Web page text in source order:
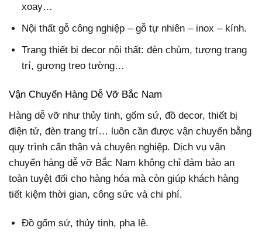
xoay…
Nội thất gỗ công nghiệp – gỗ tự nhiên – inox – kính.
Trang thiết bị decor nội thất: đèn chùm, tượng trang
trí, gương treo tường…
Vận Chuyển Hàng Dễ Vỡ Bắc Nam
Hàng dễ vỡ như thủy tinh, gốm sứ, đồ decor, thiết bị
điện tử, đèn trang trí… luôn cần được vận chuyển bằng
quy trình cẩn thận và chuyên nghiệp. Dịch vụ vận
chuyển hàng dễ vỡ Bắc Nam không chỉ đảm bảo an
toàn tuyệt đối cho hàng hóa mà còn giúp khách hàng
tiết kiệm thời gian, công sức và chi phí.
Đồ gốm sứ, thủy tinh, pha lê.